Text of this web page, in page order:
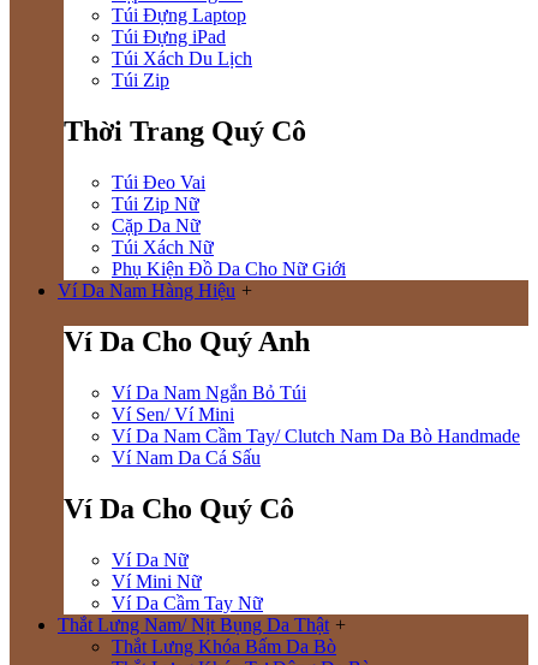
Túi Đựng Laptop
Túi Đựng iPad
Túi Xách Du Lịch
Túi Zip
Thời Trang Quý Cô
Túi Đeo Vai
Túi Zip Nữ
Cặp Da Nữ
Túi Xách Nữ
Phụ Kiện Đồ Da Cho Nữ Giới
Ví Da Nam Hàng Hiệu +
Ví Da Cho Quý Anh
Ví Da Nam Ngắn Bỏ Túi
Ví Sen/ Ví Mini
Ví Da Nam Cầm Tay/ Clutch Nam Da Bò Handmade
Ví Nam Da Cá Sấu
Ví Da Cho Quý Cô
Ví Da Nữ
Ví Mini Nữ
Ví Da Cầm Tay Nữ
Thắt Lưng Nam/ Nịt Bụng Da Thật +
Thắt Lưng Khóa Bấm Da Bò